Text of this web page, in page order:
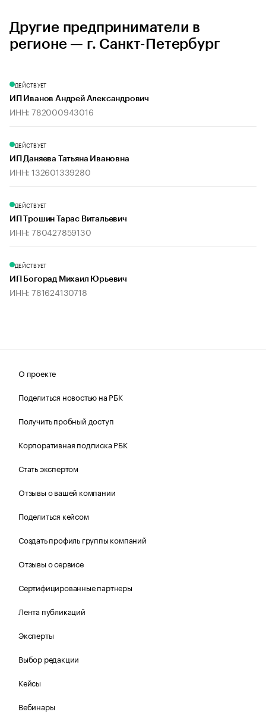
Другие предприниматели в
регионе — г. Санкт-Петербург
ДЕЙСТВУЕТ
ИП Иванов Андрей Александрович
ИНН: 782000943016
ДЕЙСТВУЕТ
ИП Даняева Татьяна Ивановна
ИНН: 132601339280
ДЕЙСТВУЕТ
ИП Трошин Тарас Витальевич
ИНН: 780427859130
ДЕЙСТВУЕТ
ИП Богорад Михаил Юрьевич
ИНН: 781624130718
О проекте
Поделиться новостью на РБК
Получить пробный доступ
Корпоративная подписка РБК
Стать экспертом
Отзывы о вашей компании
Поделиться кейсом
Создать профиль группы компаний
Отзывы о сервисе
Сертифицированные партнеры
Лента публикаций
Эксперты
Выбор редакции
Кейсы
Вебинары